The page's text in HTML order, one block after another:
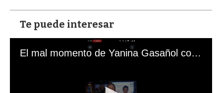
Te puede interesar
El mal momento de Yanina Gasañol con un hincha argentino en "Subrayado"